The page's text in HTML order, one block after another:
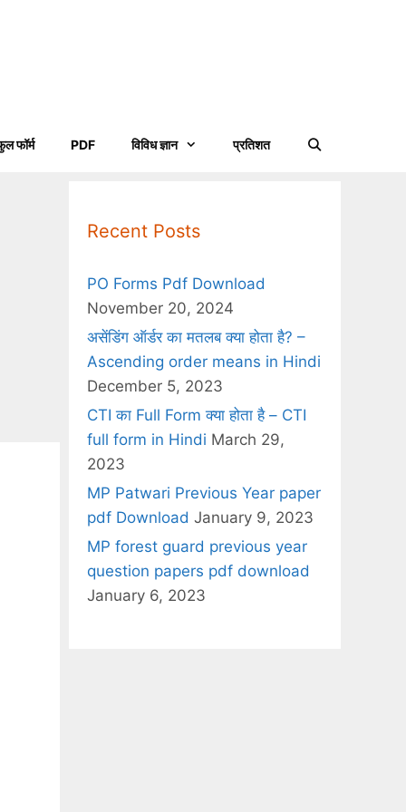
फॉर्म PDF विविध ज्ञान प्रतिशत
Recent Posts
PO Forms Pdf Download
November 20, 2024
असेंडिंग ऑर्डर का मतलब क्या होता है? –
Ascending order means in Hindi
December 5, 2023
CTI का Full Form क्या होता है – CTI
full form in Hindi March 29,
2023
MP Patwari Previous Year paper
pdf Download January 9, 2023
MP forest guard previous year
question papers pdf download
January 6, 2023